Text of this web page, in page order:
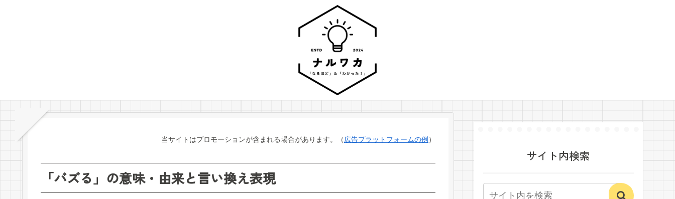
当サイトはプロモーションが含まれる場合があります。（広告プラットフォームの例 ）
「バズる」の意味・由来と言い換え表現
サイト内検索